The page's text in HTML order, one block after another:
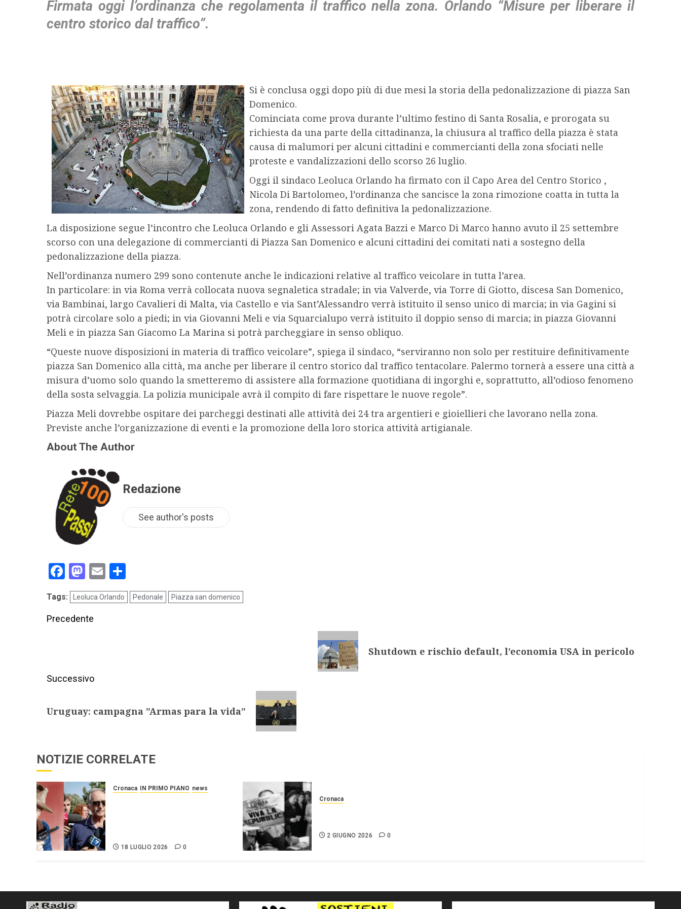
Firmata oggi l’ordinanza che regolamenta il traffico nella zona. Orlando “Misure per liberare il
centro storico dal traffico”.
Si è conclusa oggi dopo più di due mesi la storia della pedonalizzazione di piazza San
Domenico.
Cominciata come prova durante l’ultimo festino di Santa Rosalia, e prorogata su
richiesta da una parte della cittadinanza, la chiusura al traffico della piazza è stata
causa di malumori per alcuni cittadini e commercianti della zona sfociati nelle
proteste e vandalizzazioni dello scorso 26 luglio.
Oggi il sindaco Leoluca Orlando ha firmato con il Capo Area del Centro Storico ,
Nicola Di Bartolomeo, l’ordinanza che sancisce la zona rimozione coatta in tutta la
zona, rendendo di fatto definitiva la pedonalizzazione.
La disposizione segue l’incontro che Leoluca Orlando e gli Assessori Agata Bazzi e Marco Di Marco hanno avuto il 25 settembre
scorso con una delegazione di commercianti di Piazza San Domenico e alcuni cittadini dei comitati nati a sostegno della
pedonalizzazione della piazza.
Nell’ordinanza numero 299 sono contenute anche le indicazioni relative al traffico veicolare in tutta l’area.
In particolare: in via Roma verrà collocata nuova segnaletica stradale; in via Valverde, via Torre di Giotto, discesa San Domenico,
via Bambinai, largo Cavalieri di Malta, via Castello e via Sant’Alessandro verrà istituito il senso unico di marcia; in via Gagini si
potrà circolare solo a piedi; in via Giovanni Meli e via Squarcialupo verrà istituito il doppio senso di marcia; in piazza Giovanni
Meli e in piazza San Giacomo La Marina si potrà parcheggiare in senso obliquo.
“Queste nuove disposizioni in materia di traffico veicolare”, spiega il sindaco, “serviranno non solo per restituire definitivamente
piazza San Domenico alla città, ma anche per liberare il centro storico dal traffico tentacolare. Palermo tornerà a essere una città a
misura d’uomo solo quando la smetteremo di assistere alla formazione quotidiana di ingorghi e, soprattutto, all’odioso fenomeno
della sosta selvaggia. La polizia municipale avrà il compito di fare rispettare le nuove regole”.
Piazza Meli dovrebbe ospitare dei parcheggi destinati alle attività dei 24 tra argentieri e gioiellieri che lavorano nella zona.
Previste anche l’organizzazione di eventi e la promozione della loro storica attività artigianale.
About The Author
Redazione
See author's posts
Facebook
Mastodon
Email
Tags: Leoluca Orlando Pedonale Piazza san domenico
Precedente
Shutdown e rischio default, l’economia USA in pericolo
Successivo
Uruguay: campagna ”Armas para la vida”
NOTIZIE CORRELATE
Cronaca IN PRIMO PIANO news
18 LUGLIO 2026 0
Cronaca
2 GIUGNO 2026 0